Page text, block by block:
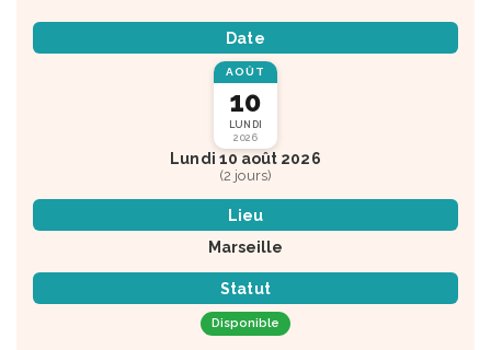
Date
AOÛT
10
LUNDI
2026
Lundi 10 août 2026
(2 jours)
Lieu
Marseille
Statut
Disponible